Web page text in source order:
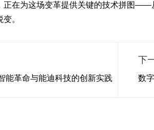
正在为这场变革提供关键的技术拼图
。
能革命与能迪科技的创新实践
下
数